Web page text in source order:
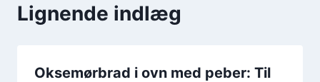
Lignende indlæg
Oksemørbrad i ovn med peber: Til